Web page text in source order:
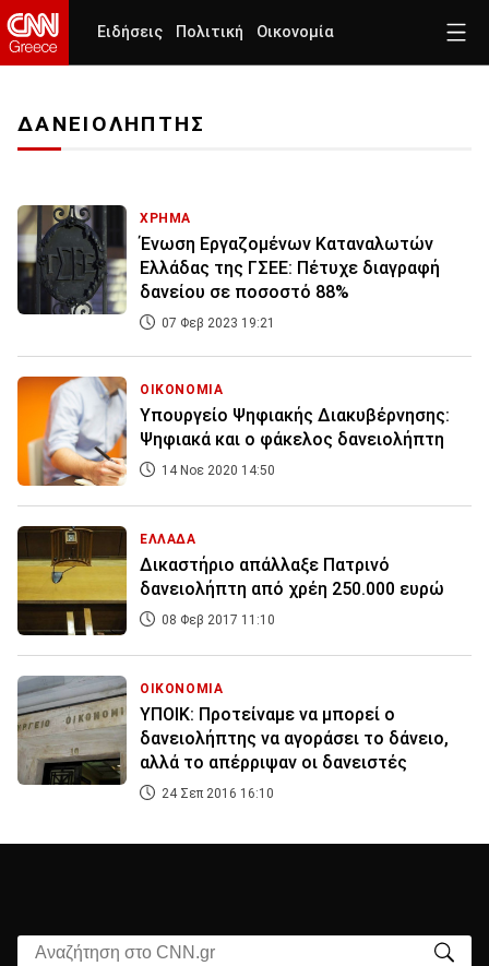
Ειδήσεις Πολιτική Οικονομία
ΔΑΝΕΙΟΛΗΠΤΗΣ
ΧΡΗΜΑ
Ένωση Εργαζομένων Καταναλωτών
Ελλάδας της ΓΣΕΕ: Πέτυχε διαγραφή
δανείου σε ποσοστό 88%
07 Φεβ 2023 19:21
ΟΙΚΟΝΟΜΙΑ
Υπουργείο Ψηφιακής Διακυβέρνησης:
Ψηφιακά και ο φάκελος δανειολήπτη
14 Νοε 2020 14:50
ΕΛΛΑΔΑ
Δικαστήριο απάλλαξε Πατρινό
δανειολήπτη από χρέη 250.000 ευρώ
08 Φεβ 2017 11:10
ΟΙΚΟΝΟΜΙΑ
ΥΠΟΙΚ: Προτείναμε να μπορεί ο
δανειολήπτης να αγοράσει το δάνειο,
αλλά το απέρριψαν οι δανειστές
24 Σεπ 2016 16:10
Αναζήτηση στο CNN.gr